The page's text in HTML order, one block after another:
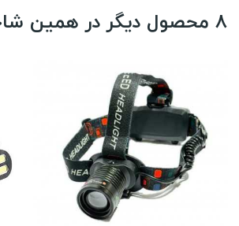
8 محصول دیگر در همین شاخه: